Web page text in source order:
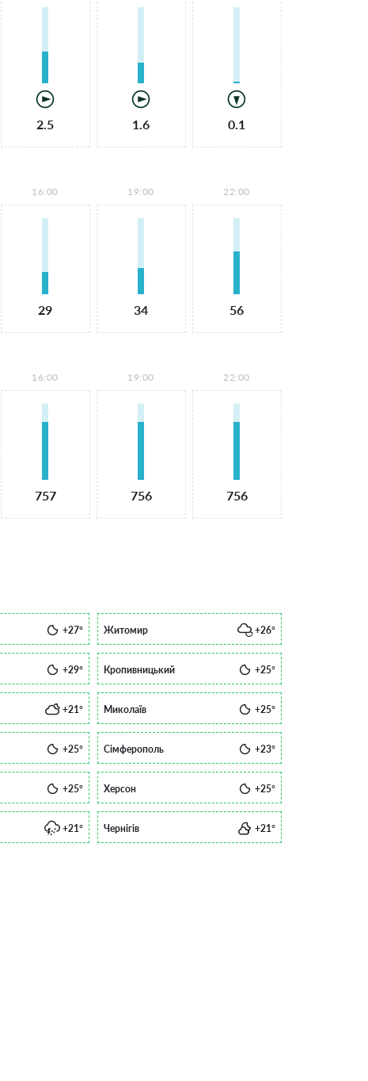
2.5 1.6 0.1
16:00
29
19:00
34
22:00
56
16:00
757
19:00
756
22:00
756
+27° Житомир +26°
+29° Кропивницький +25°
+21° Миколаїв +25°
+25° Сімферополь +23°
+25° Херсон +25°
+21° Чернігів +21°